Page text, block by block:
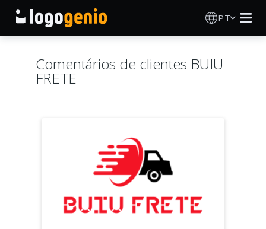
PT
Gerador de logótipos IA
Produtos impressos
Comentários de clientes BUIU
FRETE